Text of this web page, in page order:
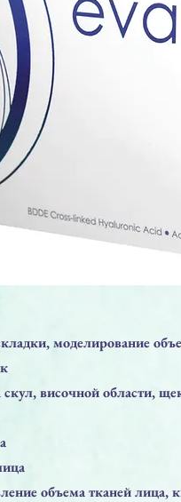
моделирование
височной области,
объема тканей лица,